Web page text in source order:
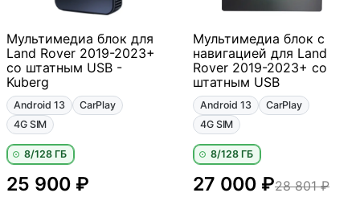
Мультимедиа блок для
Land Rover 2019-2023+
со штатным USB -
Kuberg
Android 13
CarPlay
4G SIM
8/128 ГБ
25 900 ₽
Мультимедиа блок с
навигацией для Land
Rover 2019-2023+ со
штатным USB
Android 13
CarPlay
4G SIM
8/128 ГБ
28 801 ₽
27 000 ₽